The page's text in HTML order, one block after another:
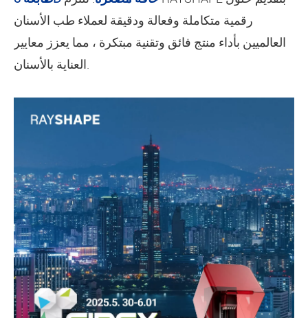
رقمية متكاملة وفعالة ودقيقة لعملاء طب الأسنان
العالميين بأداء منتج فائق وتقنية مبتكرة ، مما يعزز معايير